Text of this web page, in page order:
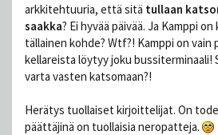
arkkitehtuuria, että sitä tullaan
saakka? Ei hyvää päivää. Ja Kamppi
tällainen kohde? Wtf?! Kamppi on
kellareista löytyy joku bussiterminaali!
varta vasten katsomaan?!
Herätys tuollaiset kirjoittelijat. On
päättäjinä on tuollaisia neropatteja.